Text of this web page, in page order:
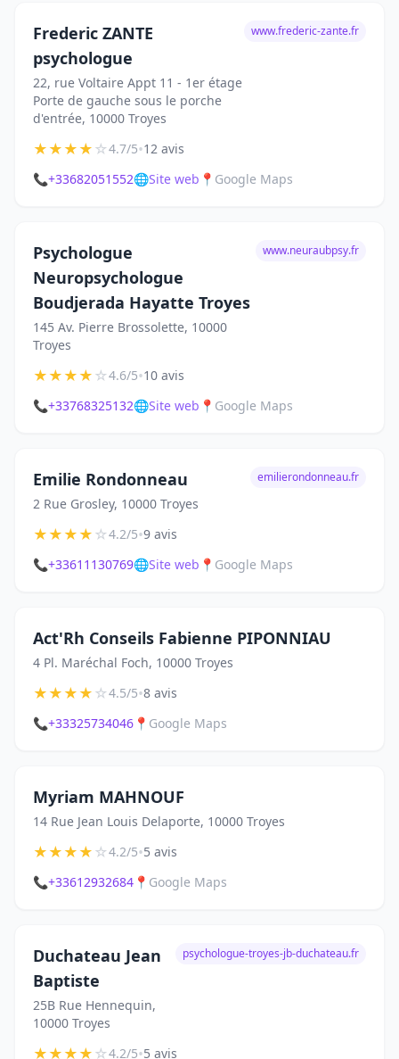
Frederic ZANTE
psychologue
22, rue Voltaire Appt 11 - 1er étage
Porte de gauche sous le porche
d'entrée, 10000 Troyes
www.frederic-zante.fr
★★★★☆4.7/5•12 avis
📞+33682051552🌐Site web 📍 Google Maps
Psychologue
Neuropsychologue
Boudjerada Hayatte Troyes
145 Av. Pierre Brossolette, 10000
Troyes
www.neuraubpsy.fr
★★★★☆4.6/5•10 avis
📞+33768325132🌐Site web 📍 Google Maps
Emilie Rondonneau
2 Rue Grosley, 10000 Troyes
emilierondonneau.fr
★★★★☆4.2/5•9 avis
📞+33611130769🌐Site web 📍 Google Maps
Act'Rh Conseils Fabienne PIPONNIAU
4 Pl. Maréchal Foch, 10000 Troyes
★★★★☆4.5/5•8 avis
📞+33325734046 📍 Google Maps
Myriam MAHNOUF
14 Rue Jean Louis Delaporte, 10000 Troyes
★★★★☆4.2/5•5 avis
📞+33612932684 📍 Google Maps
Duchateau Jean
Baptiste
25B Rue Hennequin,
10000 Troyes
psychologue-troyes-jb-duchateau.fr
★★★★☆4.2/5•5 avis